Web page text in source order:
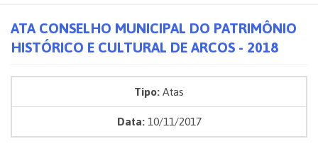
ATA CONSELHO MUNICIPAL DO PATRIMÔNIO
HISTÓRICO E CULTURAL DE ARCOS - 2018
Tipo:Atas
Data:10/11/2017